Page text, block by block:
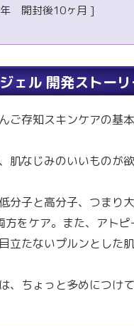
年 開封後10ヶ月 ]
ェル 開発ストー
ご存知スキンケアの基
肌なじみのいいものが
分子と高分子、つまり
をケア。また、アト
立たないプルンとした
、ちょっと多めにつけ